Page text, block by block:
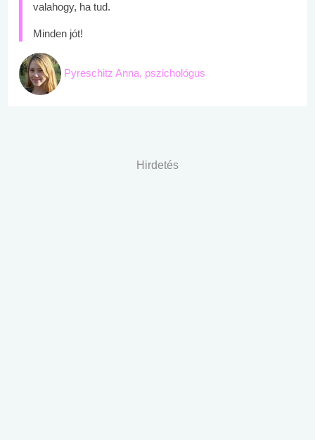
valahogy, ha tud.
Minden jót!
Pyreschitz Anna, pszichológus
Hirdetés